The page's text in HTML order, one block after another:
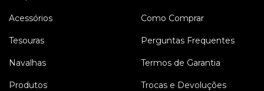
Acessórios
Tesouras
Navalhas
Produtos
Como Comprar
Perguntas Frequentes
Termos de Garantia
Trocas e Devoluções